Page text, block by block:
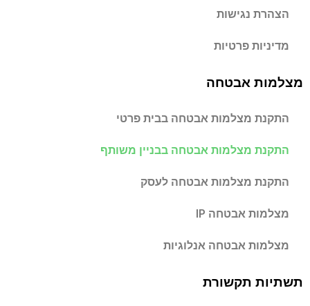
הצהרת נגישות
מדיניות פרטיות
מצלמות אבטחה
התקנת מצלמות אבטחה בבית פרטי
התקנת מצלמות אבטחה בבניין משותף
התקנת מצלמות אבטחה לעסק
מצלמות אבטחה IP
מצלמות אבטחה אנלוגיות
תשתיות תקשורת